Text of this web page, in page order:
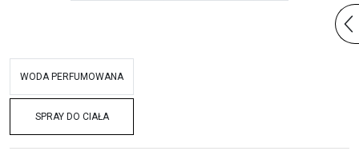
WODA PERFUMOWANA
SPRAY DO CIAŁA